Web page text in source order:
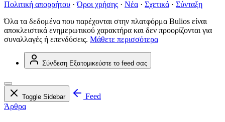
Πολιτική απορρήτου · Όροι χρήσης · Νέα · Σχετικά · Σύνταξη
Όλα τα δεδομένα που παρέχονται στην πλατφόρμα Bulios είναι
αποκλειστικά ενημερωτικού χαρακτήρα και δεν προορίζονται για
συναλλαγές ή επενδύσεις. Μάθετε περισσότερα
Σύνδεση Εξατομικεύστε το feed σας
Toggle Sidebar
Feed
Άρθρα